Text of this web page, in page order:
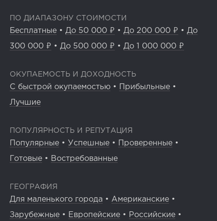
ПО ДИАПАЗОНУ СТОИМОСТИ
Бесплатные • До 50 000 ₽ • До 200 000 ₽ • До
300 000 ₽ • До 500 000 ₽ • До 1 000 000 ₽
ОКУПАЕМОСТЬ И ДОХОДНОСТЬ
С быстрой окупаемостью • Прибыльные •
Лучшие
ПОПУЛЯРНОСТЬ И РЕПУТАЦИЯ
Популярные • Успешные • Проверенные •
Готовые • Востребованные
ГЕОГРАФИЯ
Для маленького города • Американские •
Зарубежные • Европейские • Российские •